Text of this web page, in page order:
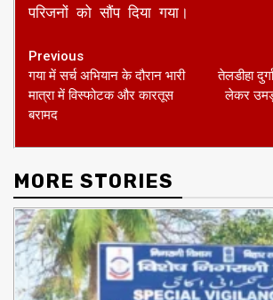
परिजनों को सौंप दिया गया।
Continue
Reading
Previous
गया में सर्च अभियान के दौरान भारी
मात्रा में विस्फोटक और कारतूस
बरामद
तेलडीहा
लेकर
MORE STORIES